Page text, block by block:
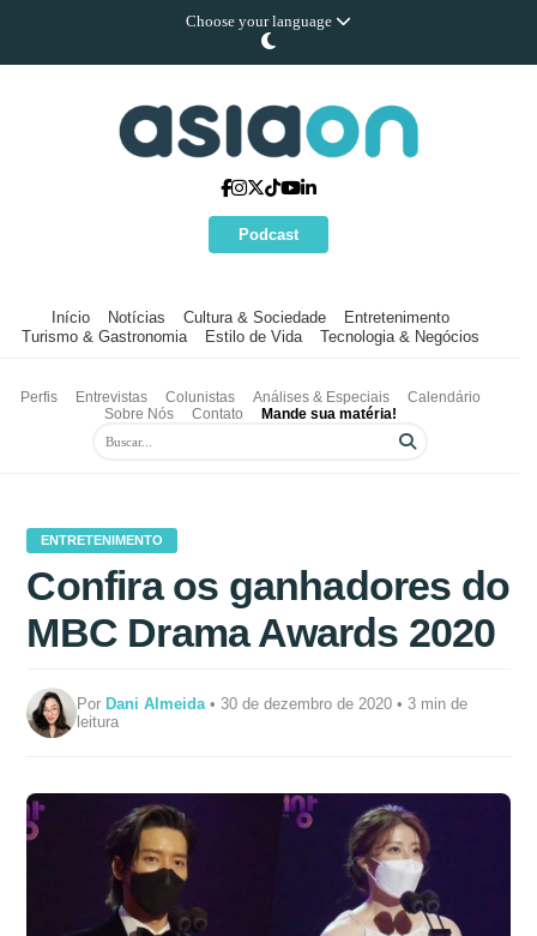
Choose your language
Podcast
Início Notícias Cultura & Sociedade
Entretenimento
Turismo & Gastronomia
Estilo de Vida Tecnologia & Negócios
Perfis Entrevistas Colunistas Análises & Especiais
Calendário
Sobre Nós
Contato Mande sua matéria!
ENTRETENIMENTO
Confira os ganhadores do
MBC Drama Awards 2020
Por Dani Almeida• 30 de dezembro de 2020 • 3 min de
leitura